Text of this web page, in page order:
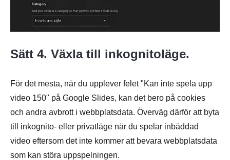
Sätt 4. Växla till inkognitoläge.
För det mesta, när du upplever felet "Kan inte spela upp
video 150" på Google Slides, kan det bero på cookies
och andra avbrott i webbplatsdata. Överväg därför att byta
till inkognito- eller privatläge när du spelar inbäddad
video eftersom det inte kommer att bevara webbplatsdata
som kan störa uppspelningen.